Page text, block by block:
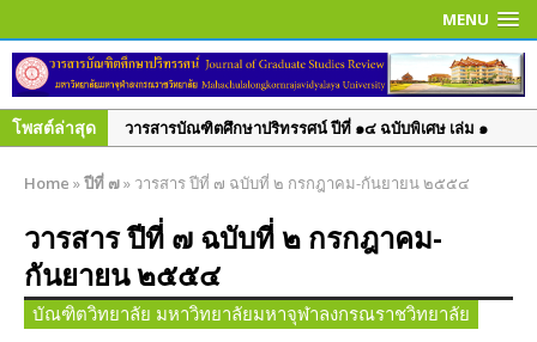
MENU
โพสต์ล่าสุด
วารสารบัณฑิตศึกษาปริทรรศน์ ปีที่ ๑๔ ฉบับพิเศษ เล่ม ๑
วารสารบัณฑิตศึกษาปริทรรศน์ ปีที่ ๑๔ ฉบับที่ ๒ พ.ค. – ส.ค.
๒๕๖๑
วารสารบัณฑิตศึกษาปริทรรศน์ ปีที่ ๑๔ ฉบับที่ ๑ ม.ค. – เม.ย.
๒๕๖๑
วารสารบัณฑิตศึกษาปริทรรศน์ ปีที่ ๑๓ ฉบับที่ ๓ ก.ย.– ธ.ค.
Home »ปีที่ ๗» วารสาร ปีที่ ๗ ฉบับที่ ๒ กรกฎาคม-กันยายน ๒๕๕๔
วารสาร ปีที่ ๗ ฉบับที่ ๒ กรกฎาคม-
กันยายน ๒๕๕๔
บัณฑิตวิทยาลัย มหาวิทยาลัยมหาจุฬาลงกรณราชวิทยาลัย